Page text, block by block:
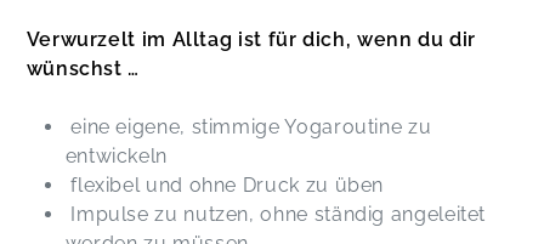
Verwurzelt im Alltag ist für dich, wenn du dir
wünschst …
eine eigene, stimmige Yogaroutine zu
entwickeln
flexibel und ohne Druck zu üben
Impulse zu nutzen, ohne ständig angeleitet